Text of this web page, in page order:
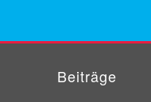
Beiträge